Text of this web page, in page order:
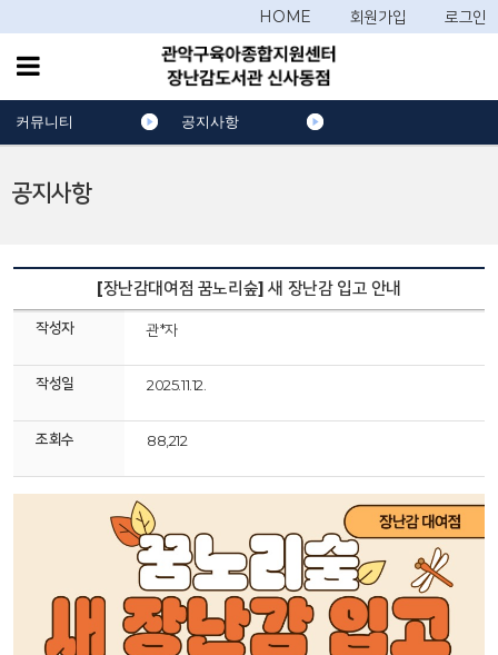
HOME 회원가입 로그인
공지사항
커뮤니티 공지사항
[장난감대여점 꿈노리숲] 새 장난감 입고 안내
작성자 관*자
작성일 2025.11.12.
조회수 88,212